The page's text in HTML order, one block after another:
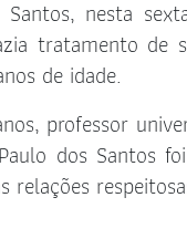
de Certificado
da Jovem Advocacia
do estágio
INSS Digital
de Pesar
Clipping OAB
Informes do Judiciário
nesta
tratamento de
de idade.
professor
dos Santos